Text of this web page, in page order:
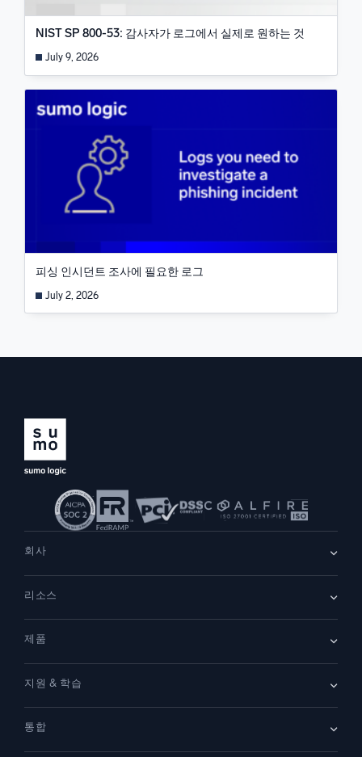
NIST SP 800-53: 감사자가 로그에서 실제로 원하는 것
July 9, 2026
피싱 인시던트 조사에 필요한 로그
July 2, 2026
회사
채용 채용 중
리더십
뉴스룸
문의하기
리소스
고객 사례
데모
제품
SIEM
보안을 위한 로그
모니터링 및 문제 해결
지원 & 학습
커뮤니티
지원
통합